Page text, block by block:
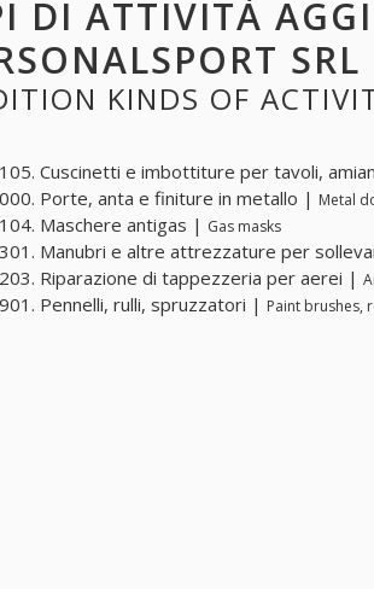
DI ATTIVITÀ
SRL
KINDS OF
Cuscinetti e imbottiture per tavoli,
Porte, anta e finiture in metallo | Metal
Maschere antigas | Gas masks
Manubri e altre attrezzature per
Riparazione di tappezzeria per aerei |
Pennelli, rulli, spruzzatori | Paint brushes,